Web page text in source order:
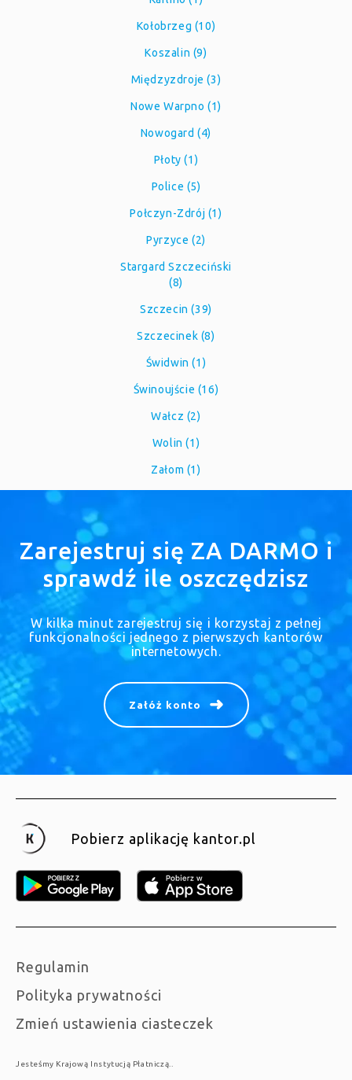
Kołobrzeg (10)
Koszalin (9)
Międzyzdroje (3)
Nowe Warpno (1)
Nowogard (4)
Płoty (1)
Police (5)
Połczyn-Zdrój (1)
Pyrzyce (2)
Stargard Szczeciński
(8)
Szczecin (39)
Szczecinek (8)
Świdwin (1)
Świnoujście (16)
Wałcz (2)
Wolin (1)
Załom (1)
Zarejestruj się ZA DARMO i
sprawdź ile oszczędzisz
W kilka minut zarejestruj się i korzystaj z pełnej
funkcjonalności jednego z pierwszych kantorów
internetowych.
Załóż konto
Pobierz aplikację kantor.pl
Regulamin
Polityka prywatności
Zmień ustawienia ciasteczek
Jesteśmy Krajową Instytucją Płatniczą..